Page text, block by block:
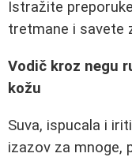
Istražite
tretmane i savete
Vodič kroz negu
kožu
Suva, ispucala i
izazov za mnoge,